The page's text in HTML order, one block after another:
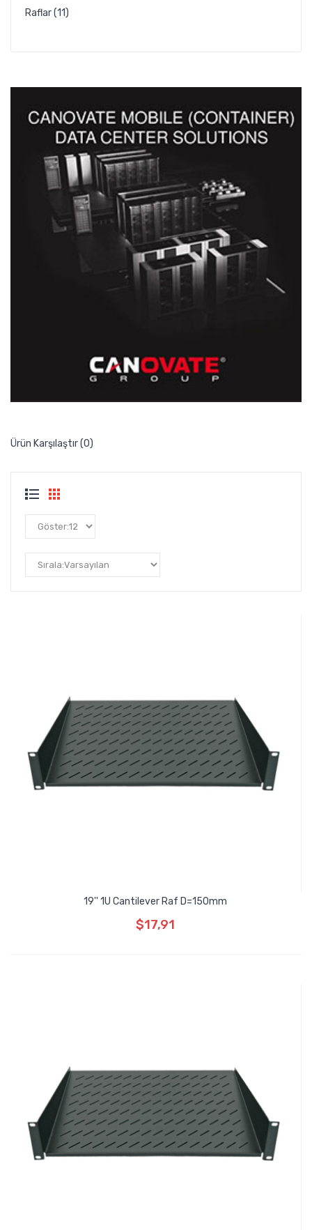
Raflar (11)
Ürün Karşılaştır (0)
19'' 1U Cantilever Raf D=150mm
$17,91